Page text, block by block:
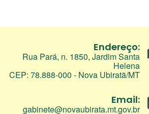
Endereço:
Rua Pará, n. 1850, Jardim Santa
Helena
CEP: 78.888-000 - Nova Ubiratã/MT
Email:
gabinete@novaubirata.mt.gov.br